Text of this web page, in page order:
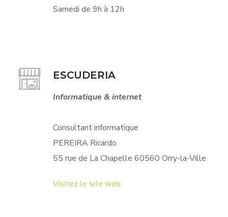
Samedi de 9h à 12h
ESCUDERIA
Informatique & internet
Consultant informatique
PEREIRA Ricardo
55 rue de La Chapelle 60560 Orry-la-Ville
Visitez le site web